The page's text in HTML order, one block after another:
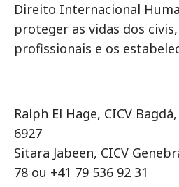
Direito Internacional
proteger as vidas dos
profissionais e os
Ralph El Hage, CICV
6927
Sitara Jabeen, CICV
78 ou +41 79 536 92 31